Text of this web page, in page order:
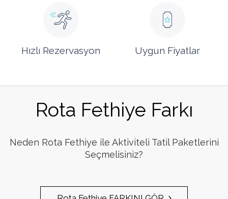
Hızlı Rezervasyon Uygun Fiyatlar
Rota Fethiye Farkı
Neden Rota Fethiye ile Aktiviteli Tatil Paketlerini
Seçmelisiniz?